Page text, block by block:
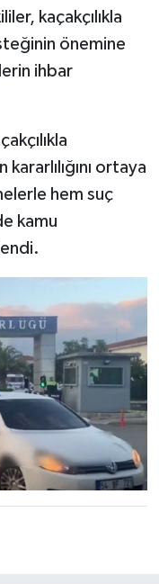
kaçakçılıkla
önemine
ihbar
ortaya
hem suç
kamu